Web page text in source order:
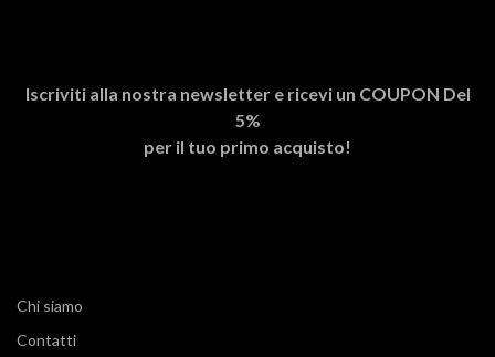
Iscriviti alla nostra newsletter e ricevi un COUPON Del
5%
per il tuo primo acquisto!
Chi siamo
Contatti